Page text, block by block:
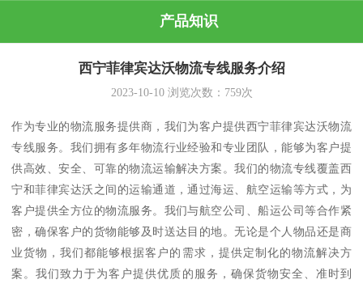
产品知识
西宁菲律宾达沃物流专线服务介绍
2023-10-10浏览次数： 759次
作为专业的物流服务提供商，我们为客户提供西宁菲律宾达沃物流
专线服务。我们拥有多年物流行业经验和专业团队，能够为客户提
供高效、安全、可靠的物流运输解决方案。我们的物流专线覆盖西
宁和菲律宾达沃之间的运输通道，通过海运、航空运输等方式，为
客户提供全方位的物流服务。我们与航空公司、船运公司等合作紧
密，确保客户的货物能够及时送达目的地。无论是个人物品还是商
业货物，我们都能够根据客户的需求，提供定制化的物流解决方
案。我们致力于为客户提供优质的服务，确保货物安全、准时到